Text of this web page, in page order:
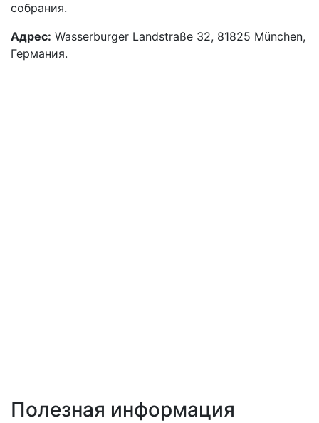
собрания.
Адрес: Wasserburger Landstraße 32, 81825 München,
Германия.
Полезная информация